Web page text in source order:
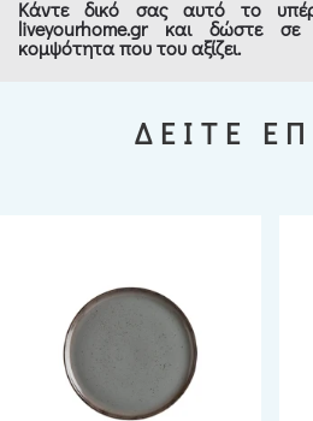
Κάντε δικό σας αυτό το
liveyourhome.gr και δώστε
κομψότητα που του αξίζει.
ΔΕΙΤΕ